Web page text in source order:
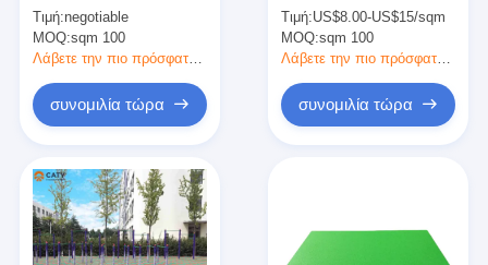
Εμπορικά καουτσούκ
Εναρμονισμένοι πλακόστρωτοι από καουτσούκ
Λαστιχένιοι κόκκοι SBR
Συνδέτες PU
Τιμή:negotiable
MOQ:sqm 100
Λάβετε την πιο πρόσφατη τιμή
συνομιλία τώρα
nontoxic πάχος 25mm
Τιμή:US$8.00-US$15/sqm
MOQ:sqm 100
Λάβετε την πιο πρόσφατη τιμή
συνομιλία τώρα